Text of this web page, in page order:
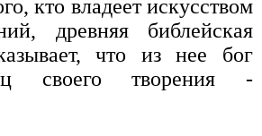
кто владеет искусством
древняя библейская
что из нее бог
своего творения -